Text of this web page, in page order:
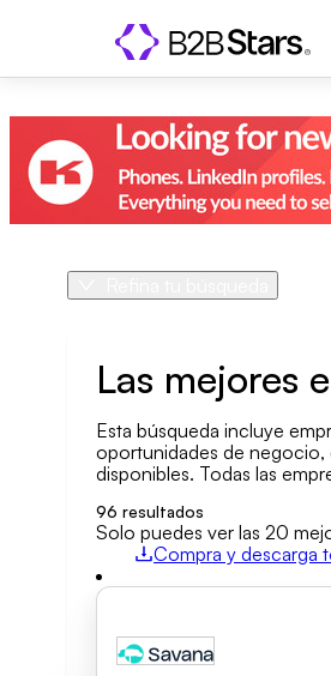
Área geográfica
Tamaño de la empresa
Áreas de actividad
Categoría de empresa
Las mejores
Esta búsqueda incluye
oportunidades de negocio,
disponibles. Todas las
96 resultados
Solo puedes ver las 20
Compra y descarga